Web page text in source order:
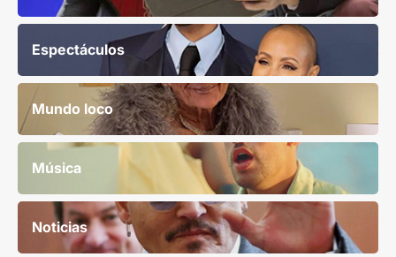
Espectáculos
Mundo loco
Música
Noticias